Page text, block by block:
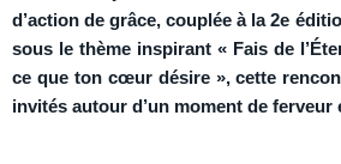
d’action de grâce, couplée à la 2e
sous le thème inspirant « Fais de
ce que ton cœur désire », cette
invités autour d’un moment de ferveur